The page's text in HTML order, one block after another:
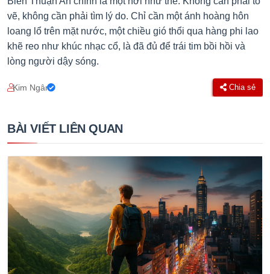
vẽ, không cần phải tìm lý do. Chỉ cần một ánh hoàng hôn
loang lổ trên mặt nước, một chiều gió thổi qua hàng phi lao
khẽ reo như khúc nhạc cổ, là đã đủ để trái tim bồi hồi và
lòng người dậy sóng.
Kim Ngân Chia sẻ
BÀI VIẾT LIÊN QUAN